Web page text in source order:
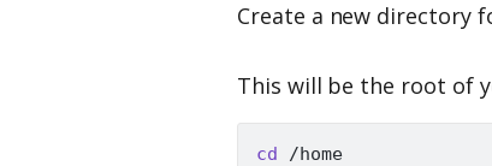
Create a new directory
This will be the root of
cd